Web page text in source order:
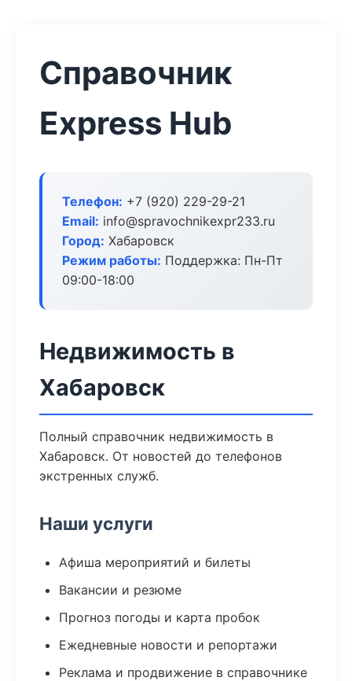
Справочник
Express Hub
Телефон: +7 (920) 229-29-21
Email: info@spravochnikexpr233.ru
Город: Хабаровск
Режим работы: Поддержка: Пн-Пт
09:00-18:00
Недвижимость в
Хабаровск
Полный справочник недвижимость в
Хабаровск. От новостей до телефонов
экстренных служб.
Наши услуги
Афиша мероприятий и билеты
Вакансии и резюме
Прогноз погоды и карта пробок
Ежедневные новости и репортажи
Реклама и продвижение в справочнике